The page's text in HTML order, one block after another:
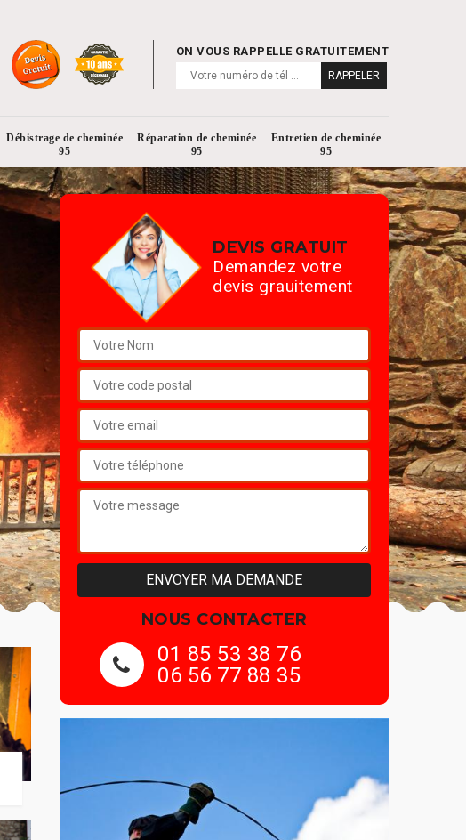
ON VOUS RAPPELLE GRATUITEMENT
Débistrage de cheminée
95
Réparation de cheminée
95
Entretien de cheminée
95
DEVIS GRATUIT
Demandez votre
devis grauitement
NOUS CONTACTER
01 85 53 38 76
06 56 77 88 35